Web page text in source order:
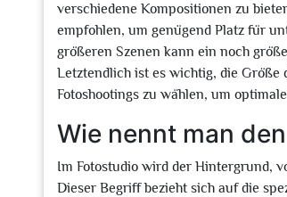
verschiedene Kompositionen zu
empfohlen, um genügend Platz für
größeren Szenen kann ein noch
Letztendlich ist es wichtig, die Größe
Fotoshootings zu wählen, um
Wie nennt man
Im Fotostudio wird der Hintergrund,
Dieser Begriff bezieht sich auf die